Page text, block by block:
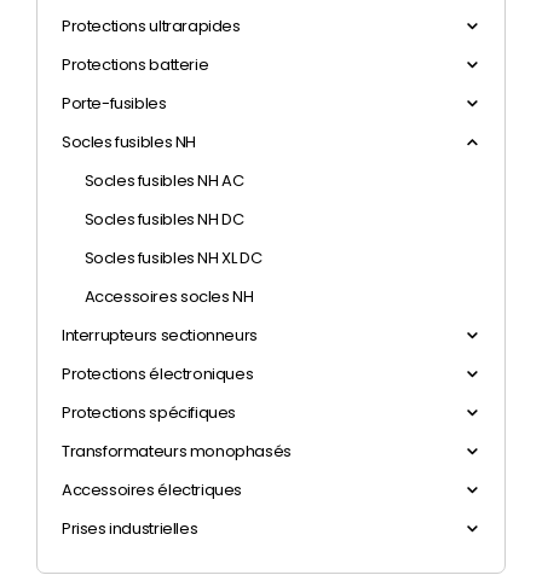
Protections ultrarapides
Protections batterie
Porte-fusibles
Socles fusibles NH
Socles fusibles NH AC
Socles fusibles NH DC
Socles fusibles NH XL DC
Accessoires socles NH
Interrupteurs sectionneurs
Protections électroniques
Protections spécifiques
Transformateurs monophasés
Accessoires électriques
Prises industrielles